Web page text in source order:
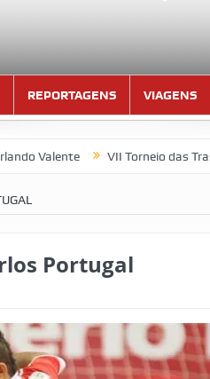
REPORTAGENS VIAGENS
VII Torneio das Traseiras –
Portugal